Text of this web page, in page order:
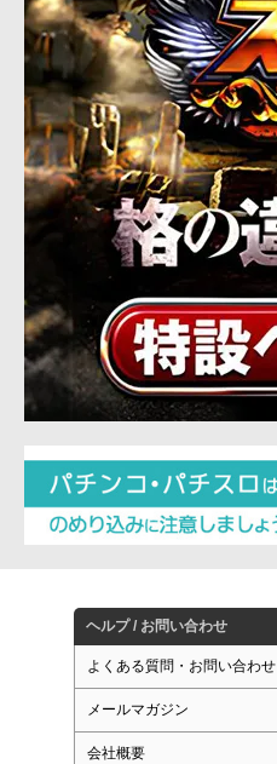
ヘルプ / お問い合わせ
よくある質問・お問い合わせ
メールマガジン
会社概要